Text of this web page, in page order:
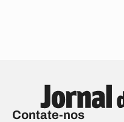
Contate-nos